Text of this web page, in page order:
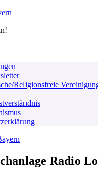
Religionsfreie
Radio